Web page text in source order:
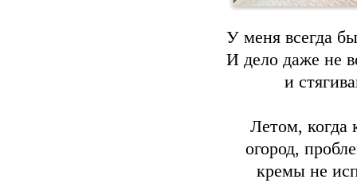
У меня всегда
И дело даже не
и
Летом,
огород,
кремы не